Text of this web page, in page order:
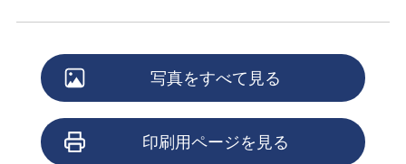
写真をすべて見る
印刷用ページを見る